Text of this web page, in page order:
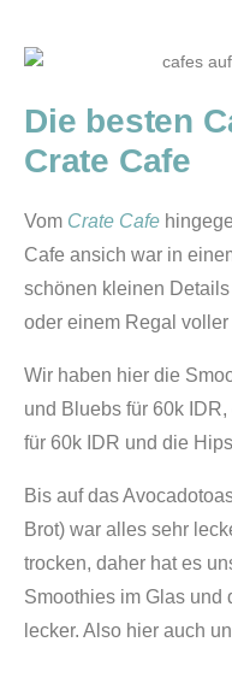
Die besten
Crate Cafe
Vom Crate Cafe
Cafe ansich war in
schönen kleinen
oder einem Regal voller
Wir haben hier die
und Bluebs für 60k
für 60k IDR und die
Bis auf das
Brot) war alles sehr
trocken, daher hat es
Smoothies im Glas und
lecker. Also hier auch